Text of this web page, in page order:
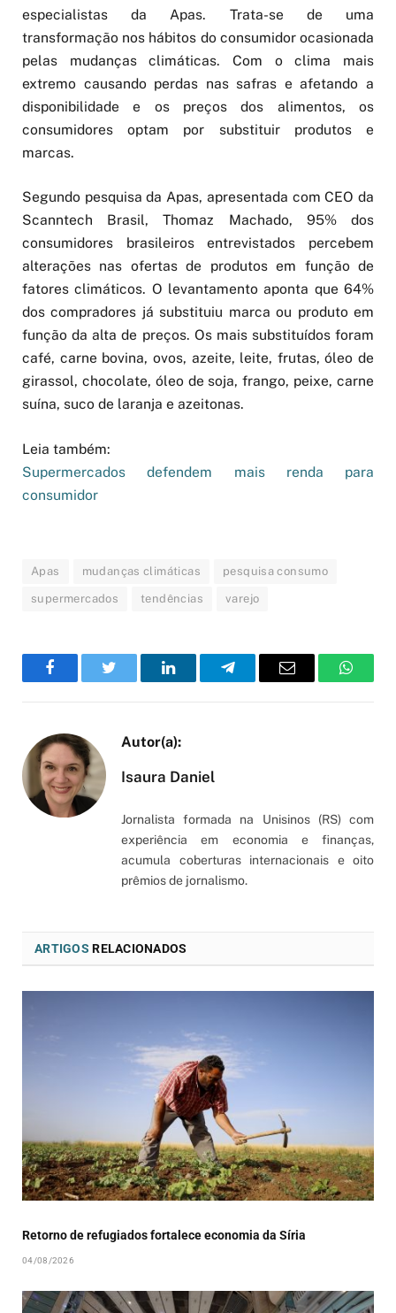
especialistas da Apas. Trata-se de uma
transformação nos hábitos do consumidor ocasionada
pelas mudanças climáticas. Com o clima mais
extremo causando perdas nas safras e afetando a
disponibilidade e os preços dos alimentos, os
consumidores optam por substituir produtos e
marcas.
Segundo pesquisa da Apas, apresentada com CEO da
Scanntech Brasil, Thomaz Machado, 95% dos
consumidores brasileiros entrevistados percebem
alterações nas ofertas de produtos em função de
fatores climáticos. O levantamento aponta que 64%
dos compradores já substituiu marca ou produto em
função da alta de preços. Os mais substituídos foram
café, carne bovina, ovos, azeite, leite, frutas, óleo de
girassol, chocolate, óleo de soja, frango, peixe, carne
suína, suco de laranja e azeitonas.
Leia também:
Supermercados defendem mais renda para
consumidor
Apas mudanças climáticas pesquisa consumo
supermercados tendências varejo
FacebookTwitter LinkedInTelegramEmail
Isaura Daniel
Jornalista formada na Unisinos (RS) com
experiência em economia e finanças,
acumula coberturas internacionais e oito
prêmios de jornalismo.
ARTIGOS RELACIONADOS
Retorno de refugiados fortalece economia da Síria
04/08/2026